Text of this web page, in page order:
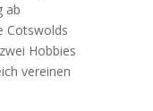
ab
Cotswolds
Hobbies
vereinen